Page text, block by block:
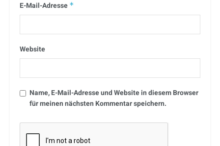
E-Mail-Adresse *
Website
Name, E-Mail-Adresse und Website in diesem Browser
für meinen nächsten Kommentar speichern.